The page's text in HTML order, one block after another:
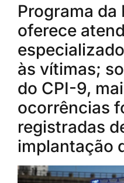
Programa
oferece
às vítimas;
do CPI-9,
ocorrências
registradas
implantação